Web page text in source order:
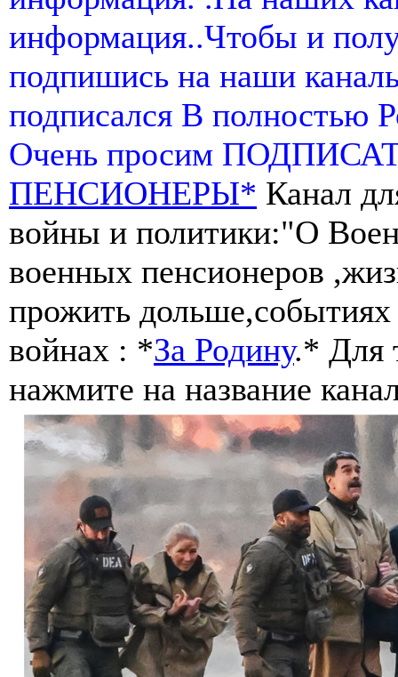
информация..Чтобы и
подпишись на наши
подписался В полностью
Очень просим
ПЕНСИОНЕРЫ* Канал
войны и политики:"О
военных пенсионеров
прожить
войнах : *За Родину.* Для
нажмите на название